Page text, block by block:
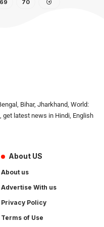
69 70
Bihar, Jharkhand, World:
get latest news in Hindi, English
About US
About us
Advertise With us
Privacy Policy
Terms of Use